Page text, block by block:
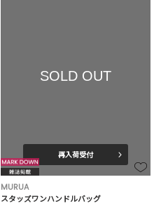
SOLD OUT
再入荷受付
MURUA
スタッズワンハンドルバッグ